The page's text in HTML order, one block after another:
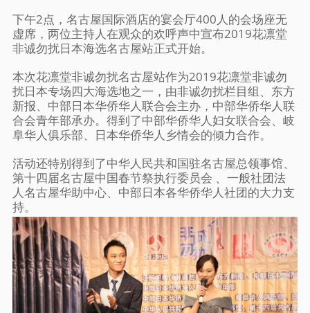
下午2点，名古屋国际酒店的宴会厅400人的会场座无
虚席，两位主持人在观众的欢呼声中宣布2019花凛堂
非诚勿扰日本海选名古屋站正式开始。
本次花凛堂非诚勿扰名古屋站作为2019花凛堂非诚勿
扰日本专场四大海选地之一，由非诚勿扰栏目组、东方
新报、中部日本华侨华人联合会主办，中部华侨华人联
合会青年部承办。得到了中部华侨华人妇女联合会、岐
阜华人俱乐部、日本华侨华人乡情会的倾力合作。
活动还特别得到了中华人民共和国驻名古屋总领事馆、
第十四届名古屋中国春节祭执行委员会 、一般社团法
人名古屋华助中心、中部日本各华侨华人社团的大力支
持。